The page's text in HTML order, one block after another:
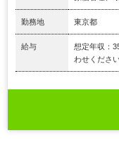
勤務地 東京都
給与
想定年収：
わせください